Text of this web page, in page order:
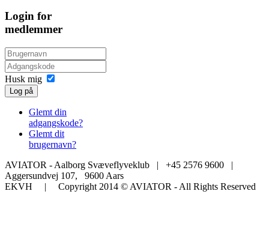
Login for
medlemmer
Husk mig
Log på
Glemt din
adgangskode?
Glemt dit
brugernavn?
AVIATOR - Aalborg Svæveflyveklub | +45 2576 9600 |
Aggersundvej 107, 9600 Aars
EKVH | Copyright 2014 © AVIATOR - All Rights Reserved